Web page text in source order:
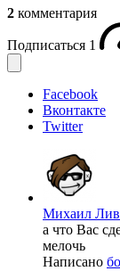
2 комментария
Подписаться 1
Facebook
Вконтакте
Twitter
Михаил
а что Вас
мелочь
Написано